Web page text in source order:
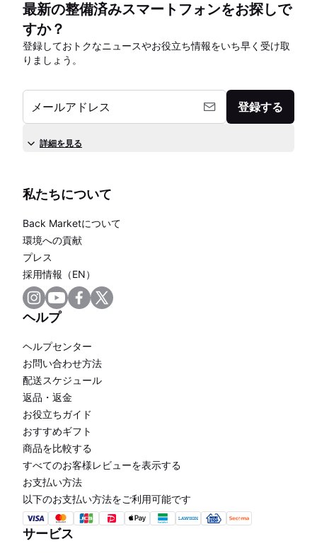
最新の整備済みスマートフォンをお探しで
すか？
登録しておトクなニュースやお役立ち情報をいち早く受け取
りましょう。
メールアドレス 登録する
詳細を見る
私たちについて
Back Marketについて
環境への貢献
プレス
採用情報（EN）
ヘルプ
ヘルプセンター
お問い合わせ方法
配送スケジュール
返品・返金
お役立ちガイド
おすすめギフト
商品を比較する
すべてのお客様レビューを表示する
お支払い方法
以下のお支払い方法をご利用可能です
サービス